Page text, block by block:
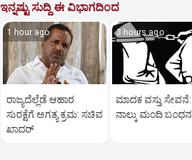
ಇನ್ನಷ್ಟು ಸುದ್ದಿ ಈ ವಿಭಾಗದಿಂದ
1 hour ago
ರಾಜ್ಯದೆಲ್ಲೆಡೆ ಆಹಾರ
ಸುರಕ್ಷೆಗೆ ಅಗತ್ಯ ಕ್ರಮ: ಸಚಿವ
ಖಾದರ್
3 hours ago
ಮಾದಕ ವಸ್ತು ಸೇವನೆ:
ನಾಲ್ಕು ಮಂದಿ ಬಂಧನ